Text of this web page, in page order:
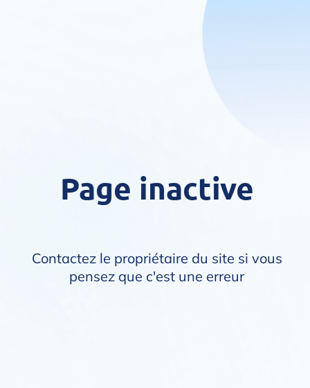
Page inactive
Contactez le propriétaire du site si vous
pensez que c'est une erreur